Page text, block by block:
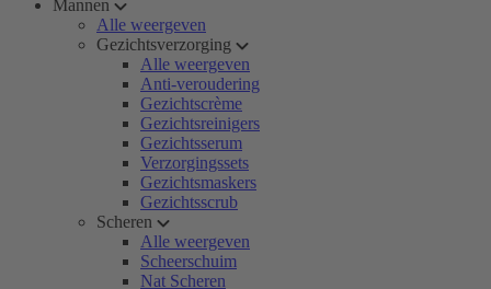
Mannen
Alle weergeven
Gezichtsverzorging
Alle weergeven
Anti-veroudering
Gezichtscrème
Gezichtsreinigers
Gezichtsserum
Verzorgingssets
Gezichtsmaskers
Gezichtsscrub
Scheren
Alle weergeven
Scheerschuim
Nat Scheren